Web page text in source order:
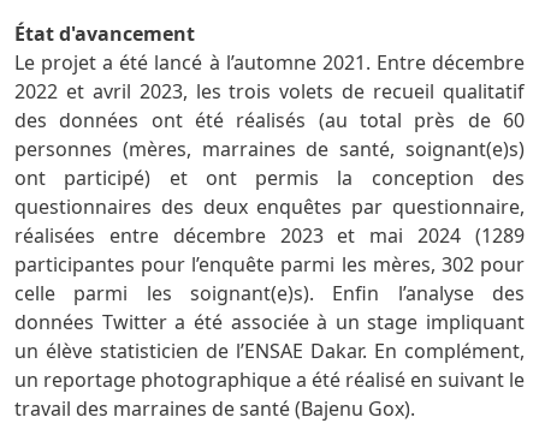
État d'avancement
Le projet a été lancé à l’automne 2021. Entre décembre
2022 et avril 2023, les trois volets de recueil qualitatif
des données ont été réalisés (au total près de 60
personnes (mères, marraines de santé, soignant(e)s)
ont participé) et ont permis la conception des
questionnaires des deux enquêtes par questionnaire,
réalisées entre décembre 2023 et mai 2024 (1289
participantes pour l’enquête parmi les mères, 302 pour
celle parmi les soignant(e)s). Enfin l’analyse des
données Twitter a été associée à un stage impliquant
un élève statisticien de l’ENSAE Dakar. En complément,
un reportage photographique a été réalisé en suivant le
travail des marraines de santé (Bajenu Gox).